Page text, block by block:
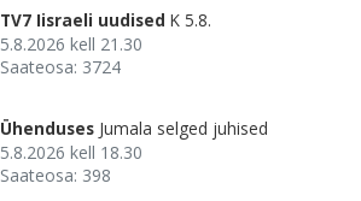
TV7 Iisraeli uudised K 5.8.
5.8.2026 kell 21.30
Saateosa: 3724
Ühenduses Jumala selged juhised
5.8.2026 kell 18.30
Saateosa: 398